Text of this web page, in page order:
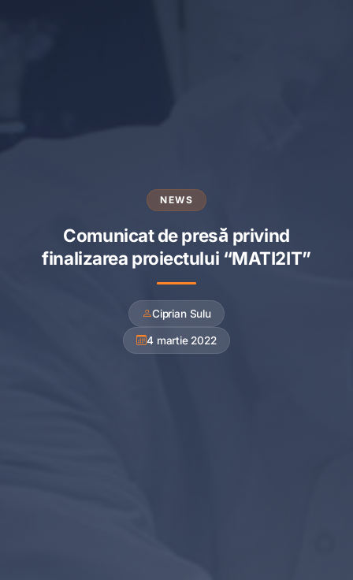
NEWS
Comunicat de presă privind
finalizarea proiectului “MATI2IT”
Ciprian Sulu
4 martie 2022